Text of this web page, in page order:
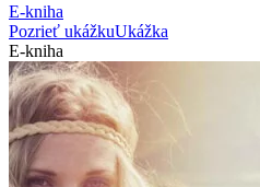
E-kniha
Pozrieť ukážkuUkážka
E-kniha